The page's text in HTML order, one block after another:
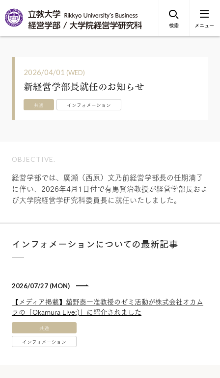
検索 メニュー
2026/04/01 (WED)
新経営学部長就任のお知らせ
共通 インフォメーション
OBJECTIVE.
経営学部では、廣瀬（西原）文乃前経営学部長の任期満了
に伴い、2026年4月1日付で有馬賢治教授が経営学部長およ
び大学院経営学研究科委員長に就任いたしました。
インフォメーションについての最新記事
【メディア掲載】舘野泰一准教授のゼミ活動が株式会社オカム
ラの「Okamura Live:)」に紹介されました
共通
インフォメーション
2026/07/27 (MON)